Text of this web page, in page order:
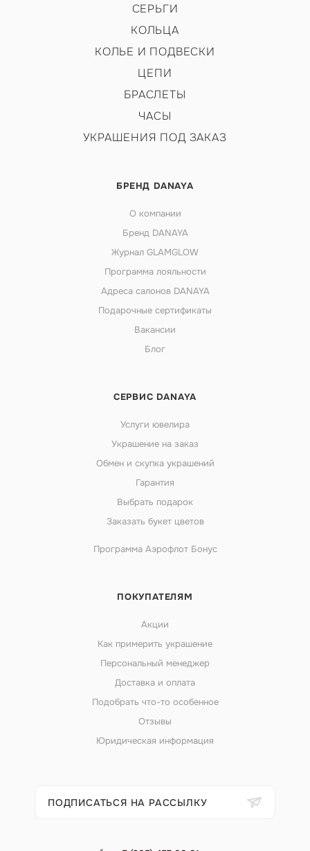
СЕРЬГИ
КОЛЬЦА
КОЛЬЕ И ПОДВЕСКИ
ЦЕПИ
БРАСЛЕТЫ
ЧАСЫ
УКРАШЕНИЯ ПОД ЗАКАЗ
БРЕНД DANAYA
О компании
Бренд DANAYA
Журнал GLAMGLOW
Программа лояльности
Адреса салонов DANAYA
Подарочные сертификаты
Вакансии
Блог
СЕРВИС DANAYA
Услуги ювелира
Украшение на заказ
Обмен и скупка украшений
Гарантия
Выбрать подарок
Заказать букет цветов
Программа Аэрофлот Бонус
ПОКУПАТЕЛЯМ
Акции
Как примерить украшение
Персональный менеджер
Доставка и оплата
Подобрать что-то особенное
Отзывы
Юридическая информация
ПОДПИСАТЬСЯ НА РАССЫЛКУ